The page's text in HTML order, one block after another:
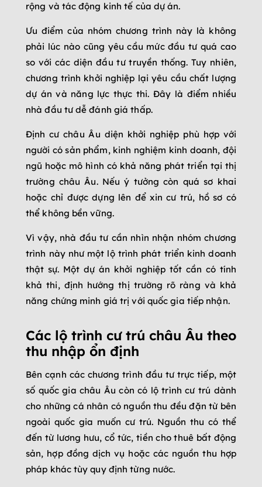
rộng và tác động kinh tế của dự án.
Ưu điểm của nhóm chương trình này là không
phải lúc nào cũng yêu cầu mức đầu tư quá cao
so với các diện đầu tư truyền thống. Tuy nhiên,
chương trình khởi nghiệp lại yêu cầu chất lượng
dự án và năng lực thực thi. Đây là điểm nhiều
nhà đầu tư dễ đánh giá thấp.
Định cư châu Âu diện khởi nghiệp phù hợp với
người có sản phẩm, kinh nghiệm kinh doanh, đội
ngũ hoặc mô hình có khả năng phát triển tại thị
trường châu Âu. Nếu ý tưởng còn quá sơ khai
hoặc chỉ được dựng lên để xin cư trú, hồ sơ có
thể không bền vững.
Vì vậy, nhà đầu tư cần nhìn nhận nhóm chương
trình này như một lộ trình phát triển kinh doanh
thật sự. Một dự án khởi nghiệp tốt cần có tính
khả thi, định hướng thị trường rõ ràng và khả
năng chứng minh giá trị với quốc gia tiếp nhận.
Các lộ trình cư trú châu Âu theo
thu nhập ổn định
Bên cạnh các chương trình đầu tư trực tiếp, một
số quốc gia châu Âu còn có lộ trình cư trú dành
cho những cá nhân có nguồn thu đều đặn từ bên
ngoài quốc gia muốn cư trú. Nguồn thu có thể
đến từ lương hưu, cổ tức, tiền cho thuê bất động
sản, hợp đồng dịch vụ hoặc các nguồn thu hợp
pháp khác tùy quy định từng nước.